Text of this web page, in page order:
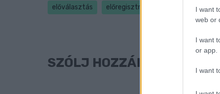
I want
web or
I want
or app.
I want
előválasztás előregisztráció közlemény
SZÓLJ HOZZÁ!